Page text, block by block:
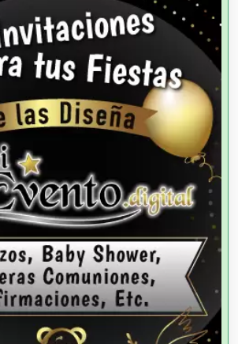
de Eventos
y Equipos Eléctricos